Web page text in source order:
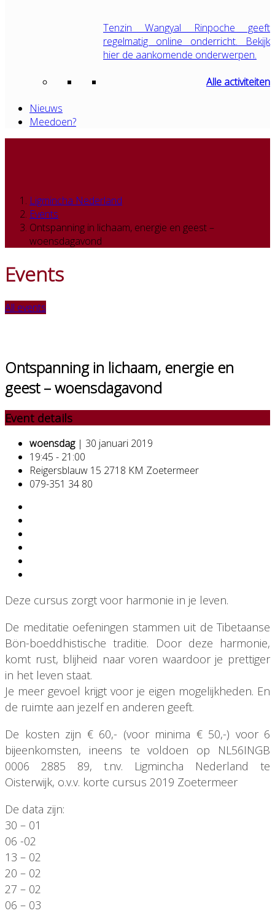
Tenzin Wangyal Rinpoche geeft
regelmatig online onderricht. Bekijk
hier de aankomende onderwerpen.
Alle activiteiten
Nieuws
Meedoen?
Ligmincha Nederland
Events
Ontspanning in lichaam, energie en geest –
woensdagavond
Events
All events
Ontspanning in lichaam, energie en
geest – woensdagavond
Event details
woensdag| 30 januari 2019
19:45 - 21:00
Reigersblauw 15 2718 KM Zoetermeer
079-351 34 80
Deze cursus zorgt voor harmonie in je leven.
De meditatie oefeningen stammen uit de Tibetaanse
Bön-boeddhistische traditie. Door deze harmonie,
komt rust, blijheid naar voren waardoor je prettiger
in het leven staat.
Je meer gevoel krijgt voor je eigen mogelijkheden. En
de ruimte aan jezelf en anderen geeft.
De kosten zijn € 60,- (voor minima € 50,-) voor 6
bijeenkomsten, ineens te voldoen op NL56INGB
0006 2885 89, t.nv. Ligmincha Nederland te
Oisterwijk, o.v.v. korte cursus 2019 Zoetermeer
De data zijn:
30 – 01
06 -02
13 – 02
20 – 02
27 – 02
06 – 03